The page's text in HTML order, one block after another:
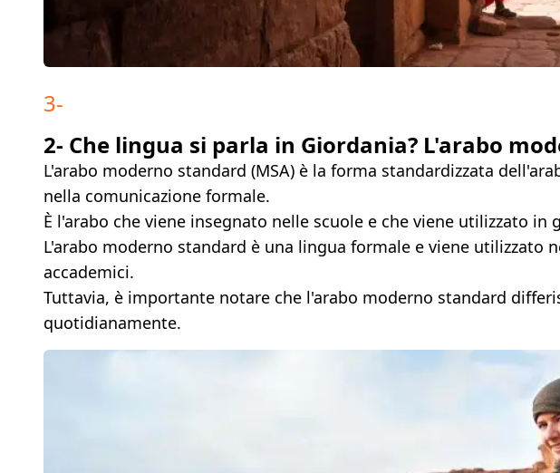
3-
2- Che lingua si parla in Giordania? L'arabo
L'arabo moderno standard (MSA) è la forma standardizzata
nella comunicazione formale.
È l'arabo che viene insegnato nelle scuole e che viene utilizzato
L'arabo moderno standard è una lingua formale e viene utilizzato
accademici.
Tuttavia, è importante notare che l'arabo moderno standard
quotidianamente.